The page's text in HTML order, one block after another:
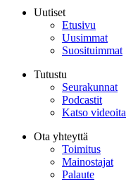
Uutiset
Etusivu
Uusimmat
Suosituimmat
Tutustu
Seurakunnat
Podcastit
Katso videoita
Ota yhteyttä
Toimitus
Mainostajat
Palaute